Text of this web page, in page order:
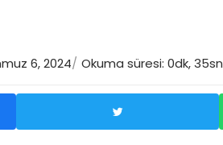
6, 2024 Okuma süresi: 0dk, 35sn